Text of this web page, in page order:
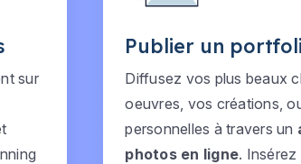
sur
Publier un
Diffusez vos plus beaux
oeuvres, vos créations,
personnelles à travers un
photos en ligne. Insérez